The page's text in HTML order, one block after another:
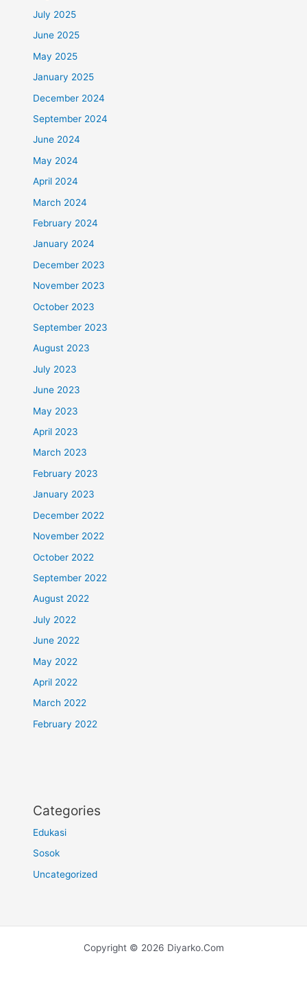
July 2025
June 2025
May 2025
January 2025
December 2024
September 2024
June 2024
May 2024
April 2024
March 2024
February 2024
January 2024
December 2023
November 2023
October 2023
September 2023
August 2023
July 2023
June 2023
May 2023
April 2023
March 2023
February 2023
January 2023
December 2022
November 2022
October 2022
September 2022
August 2022
July 2022
June 2022
May 2022
April 2022
March 2022
February 2022
Categories
Edukasi
Sosok
Uncategorized
Copyright © 2026 Diyarko.Com